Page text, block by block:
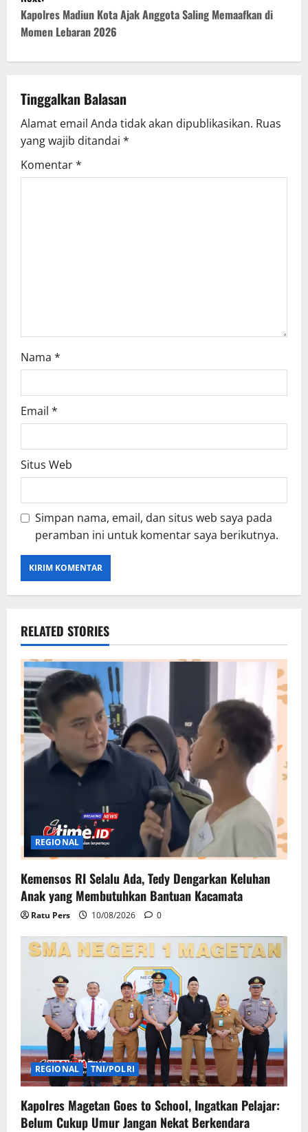
t
n
a
v
i
g
Kapolres Madiun Kota Ajak Anggota Saling Memaafkan di
Momen Lebaran 2026
Tinggalkan Balasan
Alamat email Anda tidak akan dipublikasikan. Ruas
yang wajib ditandai *
Komentar*
Nama *
Email *
Situs Web
Simpan nama, email, dan situs web saya pada
peramban ini untuk komentar saya berikutnya.
RELATED STORIES
REGIONAL
Kemensos RI Selalu Ada, Tedy Dengarkan Keluhan
Anak yang Membutuhkan Bantuan Kacamata
Ratu Pers 10/08/2026 0
REGIONAL TNI/POLRI
Kapolres Magetan Goes to School, Ingatkan Pelajar:
Belum Cukup Umur Jangan Nekat Berkendara